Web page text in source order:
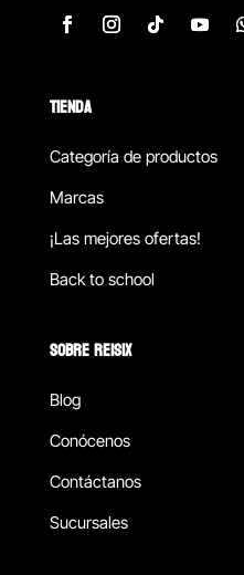
TIENDA
Categoría de productos
Marcas
¡Las mejores ofertas!
Back to school
SOBRE REISIX
Blog
Conócenos
Contáctanos
Sucursales